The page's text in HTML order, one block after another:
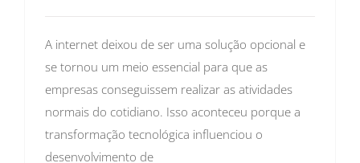
A internet deixou de ser uma solução opcional e
se tornou um meio essencial para que as
empresas conseguissem realizar as atividades
normais do cotidiano. Isso aconteceu porque a
transformação tecnológica influenciou o
desenvolvimento de